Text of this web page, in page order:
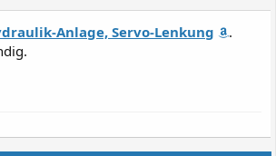
Anlage, Servo-Lenkung
.